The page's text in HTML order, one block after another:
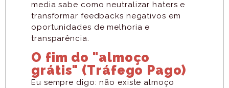
media sabe como neutralizar haters e
transformar feedbacks negativos em
oportunidades de melhoria e
transparência.
O fim do "almoço
grátis" (Tráfego Pago)
Eu sempre digo: não existe almoço